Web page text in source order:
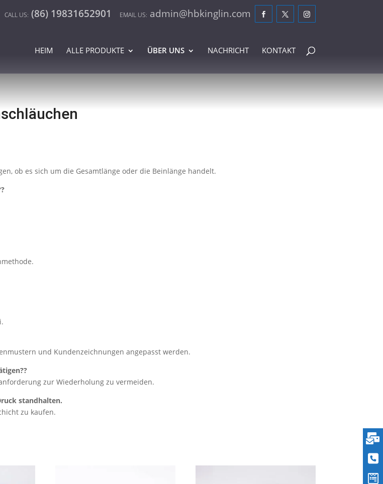
(86) 19831652901 admin@hbkinglin.com
HEIM ALLE PRODUKTE ÜBER UNS NACHRICHT KONTAKT
ob es sich um die Gesamtlänge oder die Beinlänge handelt.
und Kundenzeichnungen angepasst werden.
zur Wiederholung zu vermeiden.
standhalten.
zu kaufen.